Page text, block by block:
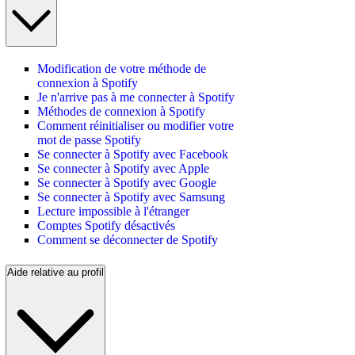
Modification de votre méthode de
connexion à Spotify
Je n'arrive pas à me connecter à Spotify
Méthodes de connexion à Spotify
Comment réinitialiser ou modifier votre
mot de passe Spotify
Se connecter à Spotify avec Facebook
Se connecter à Spotify avec Apple
Se connecter à Spotify avec Google
Se connecter à Spotify avec Samsung
Lecture impossible à l'étranger
Comptes Spotify désactivés
Comment se déconnecter de Spotify
Aide relative au profil